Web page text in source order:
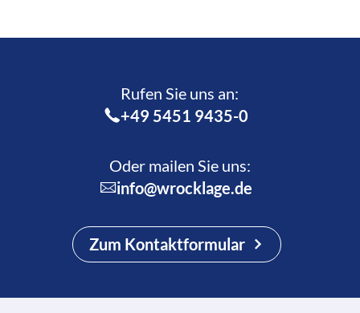
Rufen Sie uns an:­
+49 5451 9435-0
Oder mailen Sie uns:
info@wrocklage.de
Zum Kontaktformular